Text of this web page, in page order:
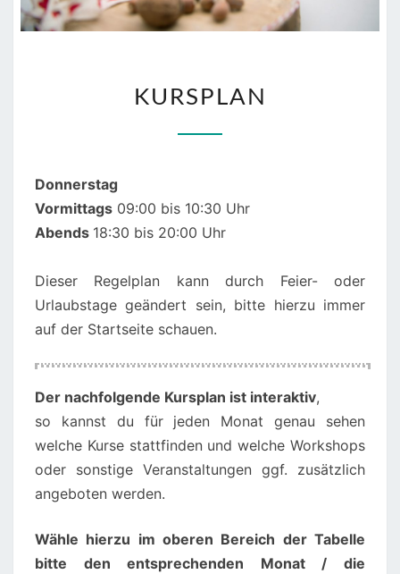
KURSPLAN
Donnerstag
Vormittags 09:00 bis 10:30 Uhr
Abends 18:30 bis 20:00 Uhr
Dieser Regelplan kann durch Feier- oder
Urlaubstage geändert sein, bitte hierzu immer
auf der Startseite schauen.
Der nachfolgende Kursplan ist interaktiv,
so kannst du für jeden Monat genau sehen
welche Kurse stattfinden und welche Workshops
oder sonstige Veranstaltungen ggf. zusätzlich
angeboten werden.
Wähle hierzu im oberen Bereich der Tabelle
bitte den entsprechenden Monat / die
00:00
02:00
03:00
04:00